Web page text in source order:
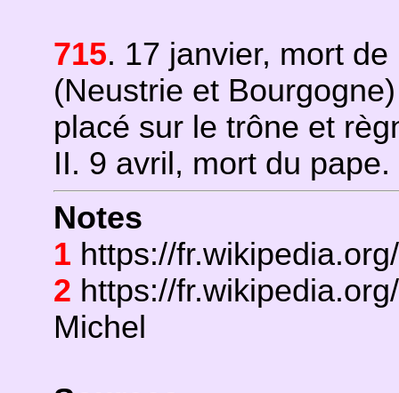
715. 17 janvier, mort
(Neustrie et
placé sur le trône et
II. 9 avril, mort du pape.
Notes
1 https://
2 https://
Michel